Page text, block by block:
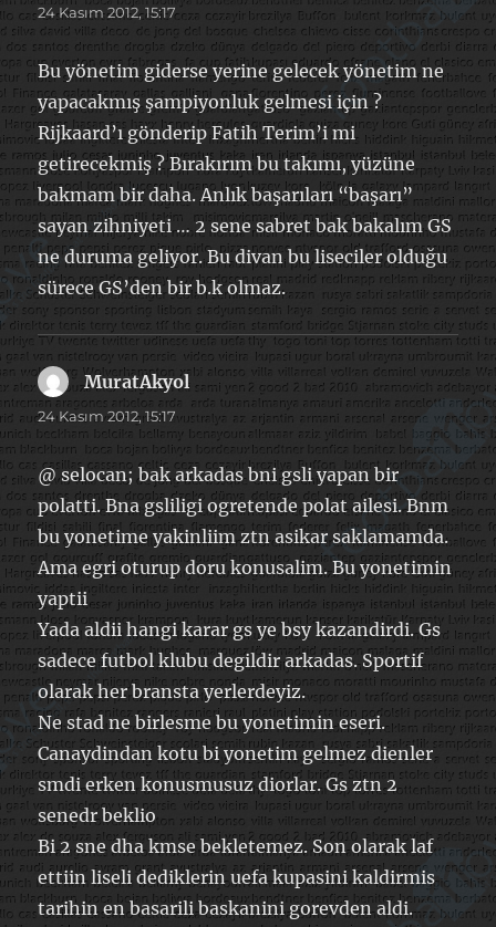
ki:
24 Kasım 2012, 15:17
Bu yönetim giderse yerine gelecek yönetim ne
yapacakmış şampiyonluk gelmesi için ?
Rijkaard’ı gönderip Fatih Terim’i mi
getirecekmiş ? Bırakırım bu takımı, yüzüne
bakmam bir daha. Anlık başarıları “başarı”
sayan zihniyeti … 2 sene sabret bak bakalım GS
ne duruma geliyor. Bu divan bu liseciler olduğu
sürece GS’den bir b.k olmaz.
MuratAkyol dedi
ki:
24 Kasım 2012, 15:17
@ selocan; bak arkadas bni gsli yapan bir
polatti. Bna gsliligi ogretende polat ailesi. Bnm
bu yonetime yakinliim ztn asikar saklamamda.
Ama egri oturup doru konusalim. Bu yonetimin
yaptii
Yada aldii hangi karar gs ye bsy kazandirdi. Gs
sadece futbol klubu degildir arkadas. Sportif
olarak her bransta yerlerdeyiz.
Ne stad ne birlesme bu yonetimin eseri.
Canaydindan kotu bi yonetim gelmez dienler
smdi erken konusmusuz diorlar. Gs ztn 2
senedr beklio
Bi 2 sne dha kmse bekletemez. Son olarak laf
ettiin liseli dediklerin uefa kupasini kaldirmis
tarihin en basarili baskanini gorevden aldi.